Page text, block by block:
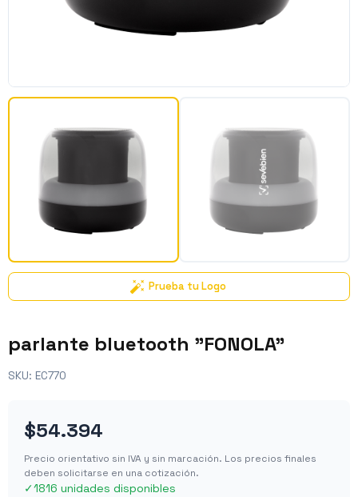
Prueba tu Logo
parlante bluetooth "FONOLA"
SKU: EC770
$54.394
Precio orientativo sin IVA y sin marcación. Los precios finales
deben solicitarse en una cotización.
✓1816 unidades disponibles